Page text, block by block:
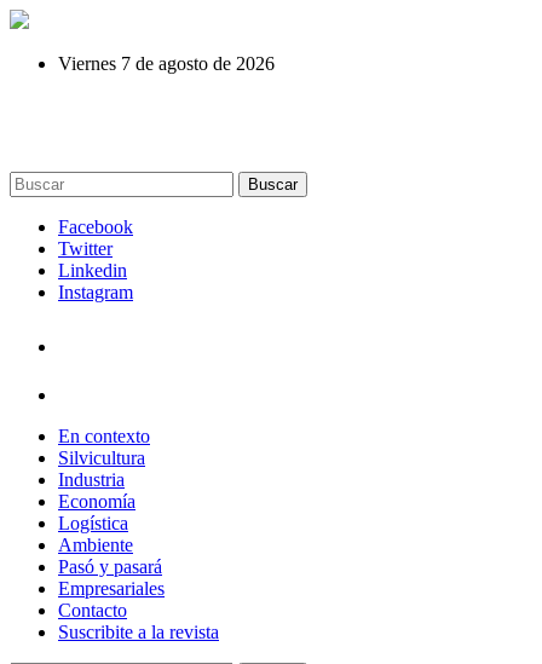
Viernes 7 de agosto de 2026
Buscar
Facebook
Twitter
Linkedin
Instagram
En contexto
Silvicultura
Industria
Economía
Logística
Ambiente
Pasó y pasará
Empresariales
Contacto
Suscribite a la revista